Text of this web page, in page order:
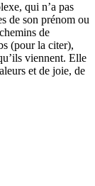
qui n’a pas
de son prénom ou
de
(pour la citer),
viennent. Elle
et de joie, de